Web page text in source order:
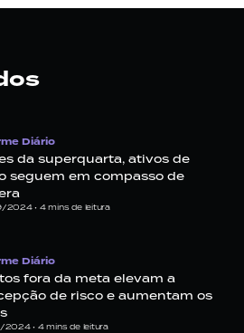
Diário
da superquarta, ativos de
seguem em compasso de
2024 • 4 mins de leitura
Diário
fora da meta elevam a
de risco e aumentam os
2024 • 4 mins de leitura